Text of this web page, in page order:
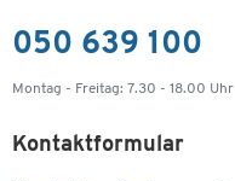
050 639 100
Montag - Freitag: 7.30 - 18.00 Uhr
Kontaktformular